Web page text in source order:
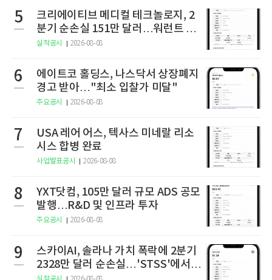
5
크리에이티브 메디컬 테크놀로지, 2
분기 순손실 151만 달러…워런트 행
사로 446만 달러 조달
실적공시 2026-08-08
6
에이트코 홀딩스, 나스닥서 상장폐지
경고 받아…"최소 입찰가 미달"
주요공시 2026-08-08
7
USA 레어 어스, 텍사스 미네랄 리소
시스 합병 완료
사업발표공시 2026-08-08
8
YXT닷컴, 105만 달러 규모 ADS 공모
발행…R&D 및 인프라 투자
주요공시 2026-08-08
9
스카이AI, 솔라나 가치 폭락에 2분기
2328만 달러 순손실…'STSS'에서